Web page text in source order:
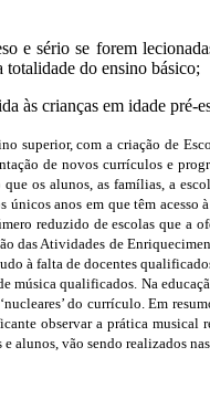
sério se forem
totalidade do ensino básico;
às crianças em idade pré-
com a criação de
de novos currículos e
os alunos, as famílias, a
anos em que têm
reduzido de escolas que a
Atividades de
à falta de docentes
qualificados. Na
do currículo. Em
observar a prática musical
alunos, vão sendo realizados